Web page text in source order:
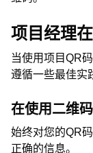
项目经理
当使用项目QR
遵循一些最佳实
在使用二维
始终对您的QR
正确的信息。